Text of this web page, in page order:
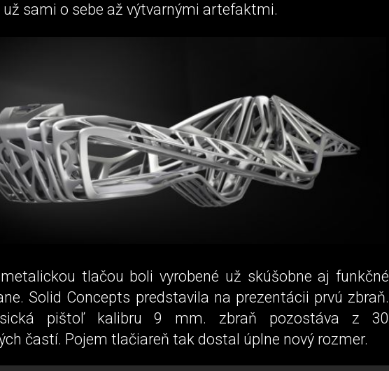
už sami o sebe až výtvarnými artefaktmi.
tlačou boli vyrobené už skúšobne aj funkčné
Solid Concepts predstavila na prezentácii prvú zbraň.
pištoľ kalibru 9 mm. zbraň pozostáva z 30
častí. Pojem tlačiareň tak dostal úplne nový rozmer.